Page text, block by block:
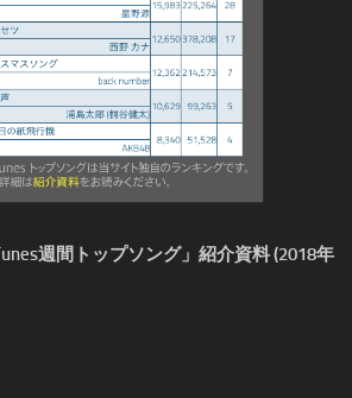
週間トップソング」紹介資料 (2018年